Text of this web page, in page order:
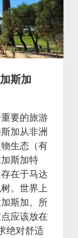
斯加
要的旅游
加从非洲
生态（有
斯加特
在于马达
。世界上
斯加。所
应该放在
绝对舒适